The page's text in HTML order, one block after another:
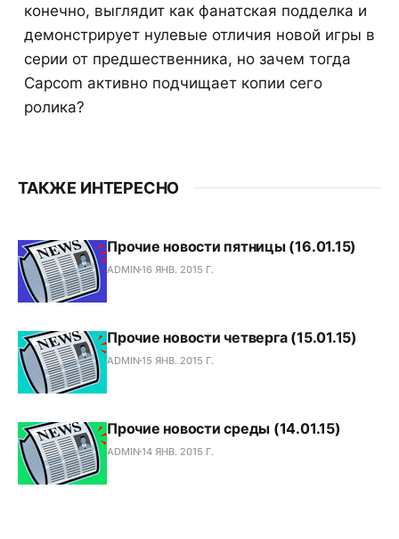
конечно, выглядит как фанатская подделка и
демонстрирует нулевые отличия новой игры в
серии от предшественника, но зачем тогда
Capcom активно подчищает копии сего
ролика?
ТАКЖЕ ИНТЕРЕСНО
Прочие новости пятницы (16.01.15)
ADMIN16 ЯНВ. 2015 Г.
Прочие новости четверга (15.01.15)
ADMIN15 ЯНВ. 2015 Г.
Прочие новости среды (14.01.15)
ADMIN14 ЯНВ. 2015 Г.